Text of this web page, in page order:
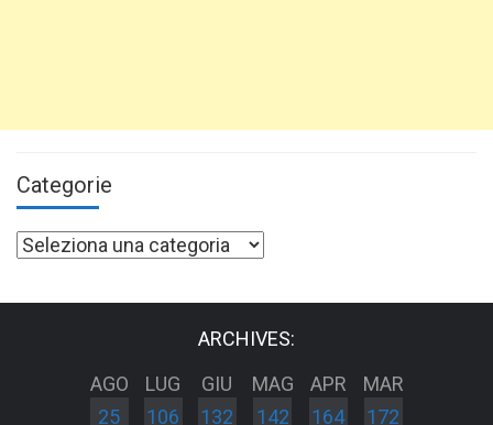
Categorie
Categorie
ARCHIVES:
AGO
25
LUG
106
GIU
132
MAG
142
APR
164
MAR
172